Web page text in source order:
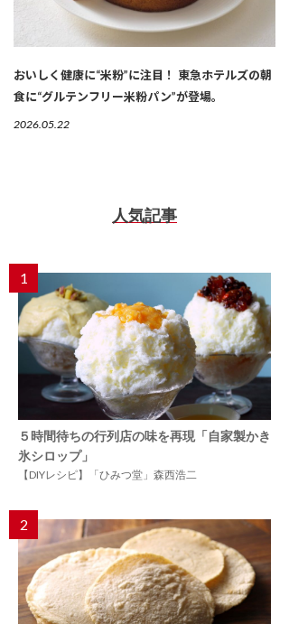
おいしく健康に“米粉”に注目！ 東急ホテルズの朝
食に“グルテンフリー米粉パン”が登場。
2026.05.22
人気記事
1
５時間待ちの行列店の味を再現「自家製かき
氷シロップ」
【DIYレシピ】「ひみつ堂」森西浩二
2